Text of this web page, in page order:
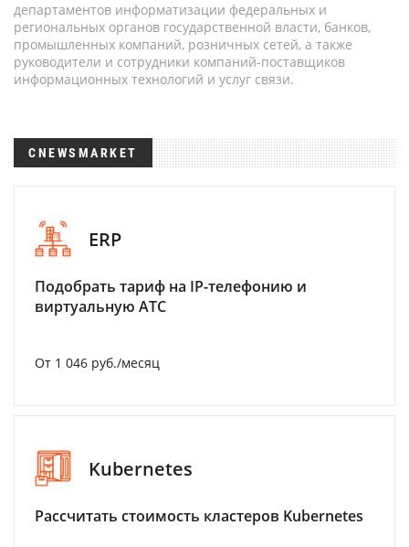
департаментов информатизации федеральных и
региональных органов государственной власти, банков,
промышленных компаний, розничных сетей, а также
руководители и сотрудники компаний-поставщиков
информационных технологий и услуг связи.
CNEWSMARKET
ERP
Подобрать тариф на IP-телефонию и
виртуальную АТС
От 1 046 руб./месяц
Kubernetes
Рассчитать стоимость кластеров Kubernetes